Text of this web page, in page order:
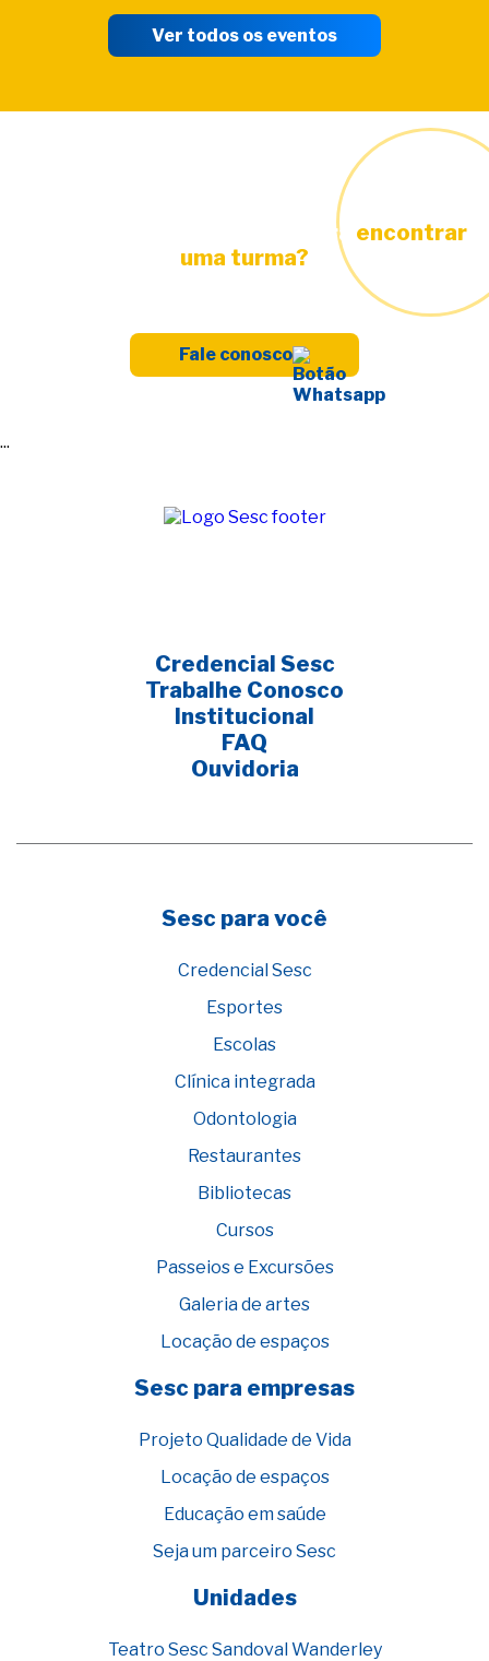
Ver todos os eventos
Está precisando de ajuda para encontrar
uma turma?
Fale conosco
...
Credencial Sesc
Trabalhe Conosco
Institucional
FAQ
Ouvidoria
Sesc para você
Credencial Sesc
Esportes
Escolas
Clínica integrada
Odontologia
Restaurantes
Bibliotecas
Cursos
Passeios e Excursões
Galeria de artes
Locação de espaços
Sesc para empresas
Projeto Qualidade de Vida
Locação de espaços
Educação em saúde
Seja um parceiro Sesc
Unidades
Teatro Sesc Sandoval Wanderley